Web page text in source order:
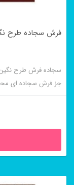
فرش سجاده طرح
سجاده فرش طرح
جز فرش سجاده ای